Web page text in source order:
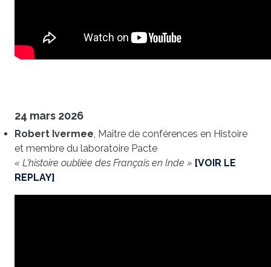
24 mars 2026
Robert Ivermee, Maître de conférences en Histoire
et membre du laboratoire Pacte
« L'histoire oubliée des Français en Inde » [VOIR LE
REPLAY]